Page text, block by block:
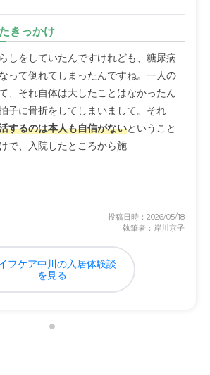
きっかけ
しをしていたんですけれども、糖尿病
って倒れてしまったんですね。一人の
、それ自体は大したことはなかったん
子に骨折をしてしまいまして。それ
するのは本人も自信がないということ
で、入院したところから施...
投稿日時：2026/05/18
執筆者：岸川京子
フケア中川の入居体験談
を見る